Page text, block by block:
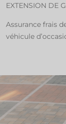
EXTENSION DE
Assurance frais
véhicule